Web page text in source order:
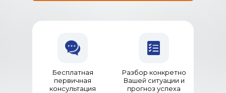
Бесплатная
первичная
консультация
Разбор конкретно
Вашей ситуации и
прогноз успеха